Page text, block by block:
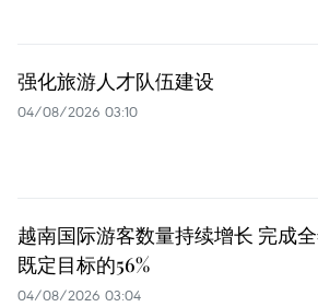
强化旅游人才队伍建设
04/08/2026 03:10
越南国际游客数量持续增长 完成
既定目标的56%
04/08/2026 03:04